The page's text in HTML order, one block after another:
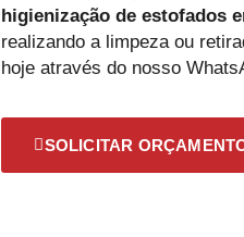
higienização de estofados
realizando a limpeza ou
hoje através do nosso
SOLICITAR